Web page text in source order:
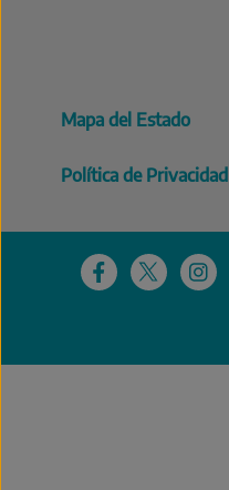
Mapa del Estado
Política de Privacidad